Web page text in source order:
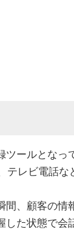
ールとなっ
テレビ電話
間、顧客の情
した状態で会